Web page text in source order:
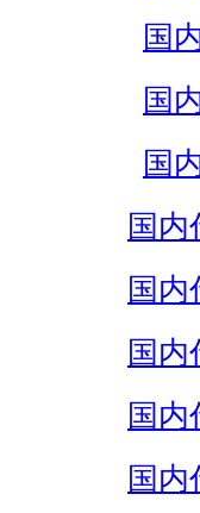
国
国
国
国内
国内
国内
国内
国内